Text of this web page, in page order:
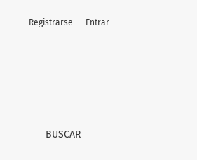
BUSCAR
Registrarse Entrar